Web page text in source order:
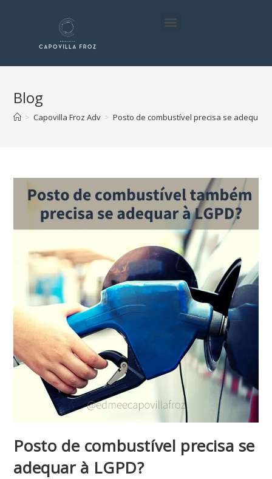
Blog
> Capovilla Froz Adv > Posto de combustível precisa se adequar à
Posto de combustível precisa se
adequar à LGPD?